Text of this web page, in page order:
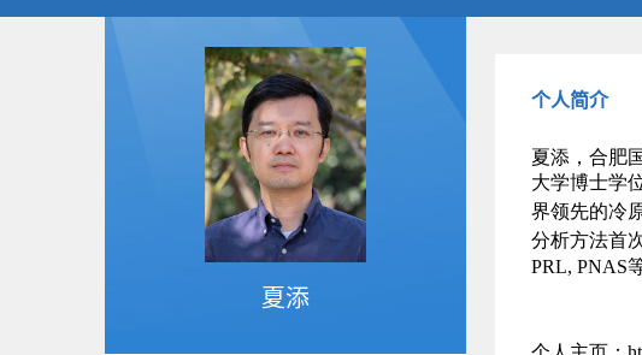
夏添
个人简介